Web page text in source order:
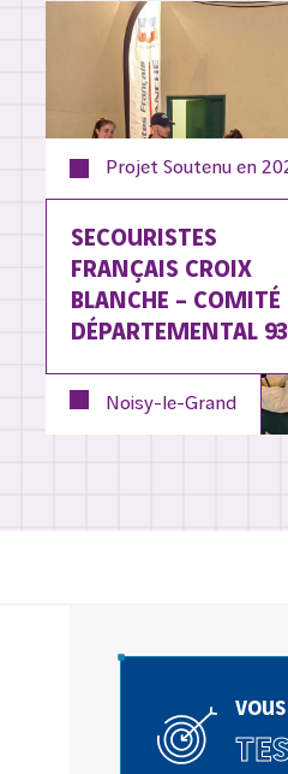
Projet Soutenu en
SECOURISTES
FRANÇAIS CROIX
BLANCHE – COMITÉ
DÉPARTEMENTAL 93
Noisy-le-Grand